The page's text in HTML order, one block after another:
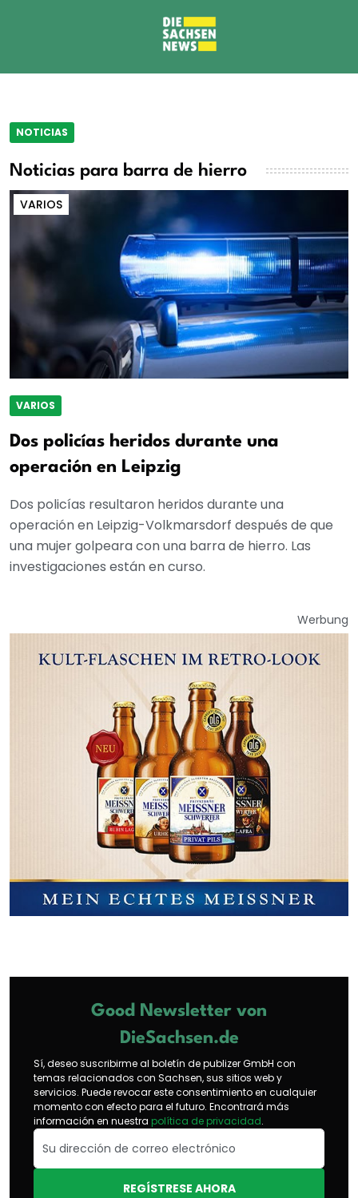
NOTICIAS
Noticias para barra de hierro
VARIOS
VARIOS
Dos policías heridos durante una
operación en Leipzig
Dos policías resultaron heridos durante una
operación en Leipzig-Volkmarsdorf después de que
una mujer golpeara con una barra de hierro. Las
investigaciones están en curso.
Werbung
Good Newsletter von
DieSachsen.de
Sí, deseo suscribirme al boletín de publizer GmbH con
temas relacionados con Sachsen, sus sitios web y
servicios. Puede revocar este consentimiento en cualquier
momento con efecto para el futuro. Encontrará más
información en nuestra política de privacidad.
REGÍSTRESE AHORA